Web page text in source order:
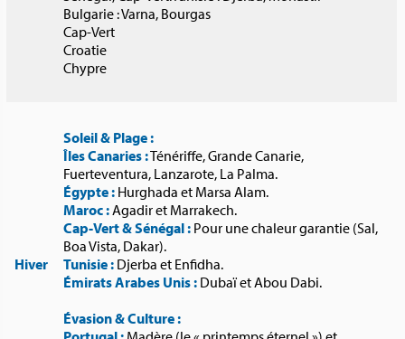
Bulgarie : Varna, Bourgas
Cap-Vert
Croatie
Chypre
Hiver
Soleil & Plage :
Îles Canaries :Ténériffe, Grande Canarie,
Fuerteventura, Lanzarote, La Palma.
Égypte : Hurghada et Marsa Alam.
Maroc :Agadir et Marrakech.
Cap-Vert & Sénégal : Pour une chaleur garantie (Sal,
Boa Vista, Dakar).
Tunisie : Djerba et Enfidha.
Émirats Arabes Unis : Dubaï et Abou Dabi.
Évasion & Culture :